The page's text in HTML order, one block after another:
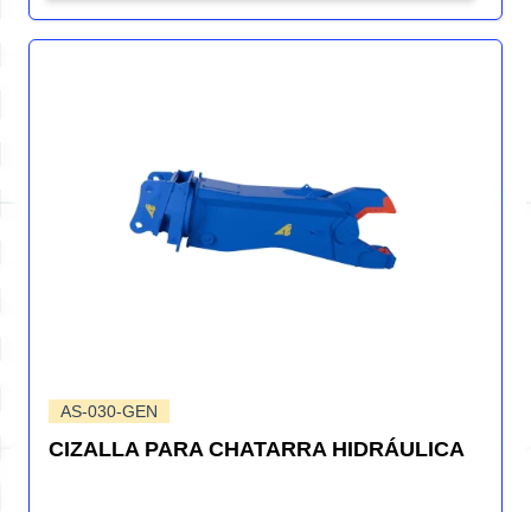
AS-030-GEN
CIZALLA PARA CHATARRA HIDRÁULICA